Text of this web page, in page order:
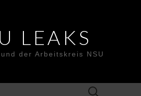
LEAKS
der Arbeitskreis NSU
Suche